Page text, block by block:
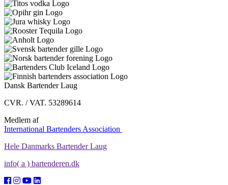
Dansk Bartender Laug
CVR. / VAT. 53289614
Medlem af
International Bartenders Association
Hele Danmarks Bartender Laug
info( a ) bartenderen.dk